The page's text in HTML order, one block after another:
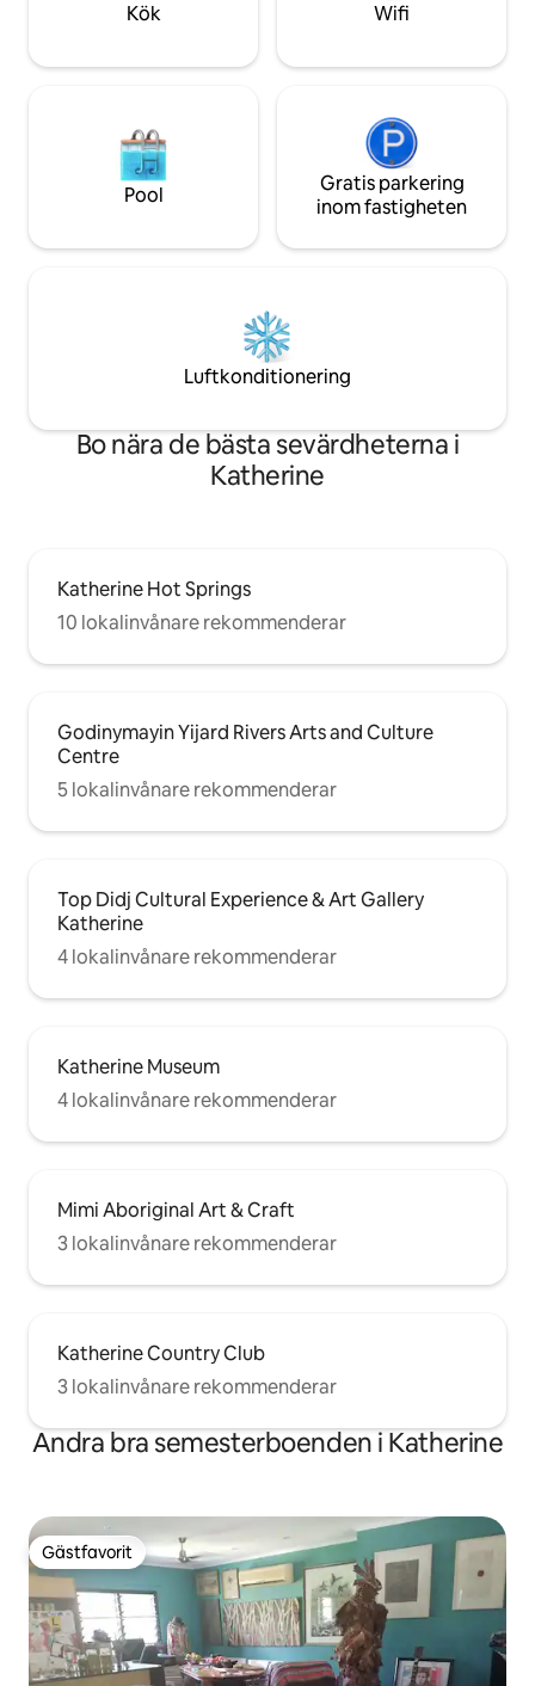
Besök receptionen eller ring oss dygnet
stjärnigt
Kök Wifi
Pool
Gratis parkering
inom fastigheten
Luftkonditionering
Bo nära de bästa sevärdheterna i
Katherine
Katherine Hot Springs
10 lokalinvånare rekommenderar
Godinymayin Yijard Rivers Arts and Culture
Centre
5 lokalinvånare rekommenderar
Top Didj Cultural Experience & Art Gallery
Katherine
4 lokalinvånare rekommenderar
Katherine Museum
4 lokalinvånare rekommenderar
Mimi Aboriginal Art & Craft
3 lokalinvånare rekommenderar
Katherine Country Club
3 lokalinvånare rekommenderar
Andra bra semesterboenden i Katherine
Gästfavorit
Gästfavorit